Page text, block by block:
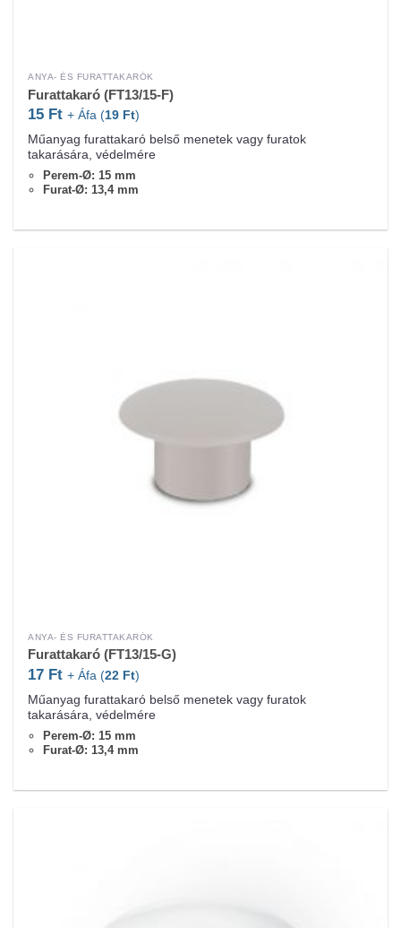
ANYA- ÉS FURATTAKARÓK
Furattakaró (FT13/15-F)
15 Ft + Áfa (19 Ft)
Műanyag furattakaró belső menetek vagy furatok
takarására, védelmére
Perem-Ø: 15 mm
Furat-Ø: 13,4 mm
ANYA- ÉS FURATTAKARÓK
Furattakaró (FT13/15-G)
17 Ft + Áfa (22 Ft)
Műanyag furattakaró belső menetek vagy furatok
takarására, védelmére
Perem-Ø: 15 mm
Furat-Ø: 13,4 mm